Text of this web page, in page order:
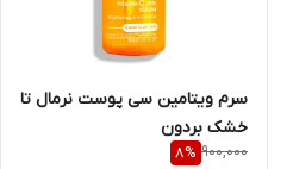
سرم ویتامین سی پوست نرمال تا
خشک بردون
900,000
8%